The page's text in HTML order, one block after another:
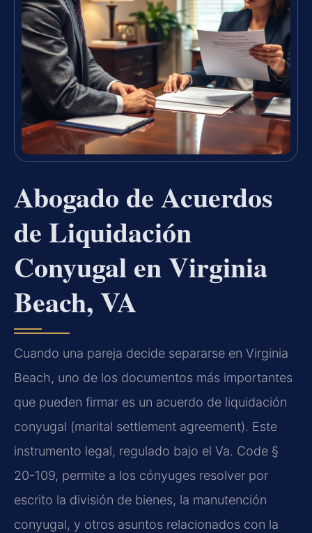
Abogado de Acuerdos
de Liquidación
Conyugal en Virginia
Beach, VA
Cuando una pareja decide separarse en Virginia
Beach, uno de los documentos más importantes
que pueden firmar es un acuerdo de liquidación
conyugal (marital settlement agreement). Este
instrumento legal, regulado bajo el Va. Code §
20-109, permite a los cónyuges resolver por
escrito la división de bienes, la manutención
conyugal, y otros asuntos relacionados con la